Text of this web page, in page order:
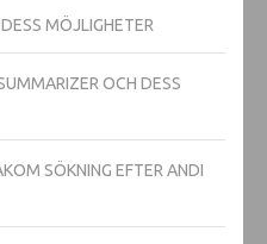
MÖJLIGHETER
OCH DESS
SÖKNING EFTER ANDI